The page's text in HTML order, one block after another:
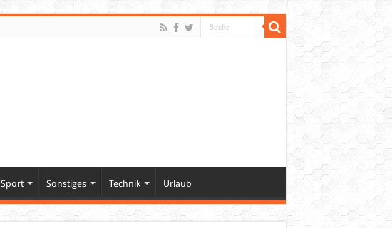
Sport Sonstiges Technik Urlaub